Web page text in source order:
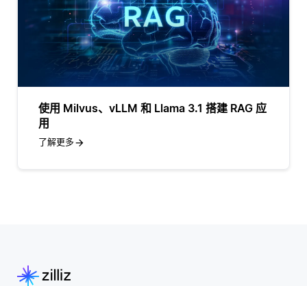
使用 Milvus、vLLM 和 Llama 3.1 搭建 RAG 应
用
了解更多